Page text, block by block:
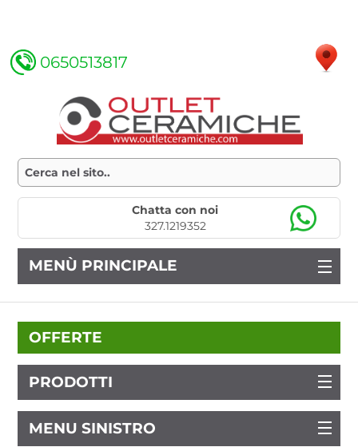
0650513817
Chatta con noi
327.1219352
MENÙ PRINCIPALE
OFFERTE
PRODOTTI
MENU SINISTRO